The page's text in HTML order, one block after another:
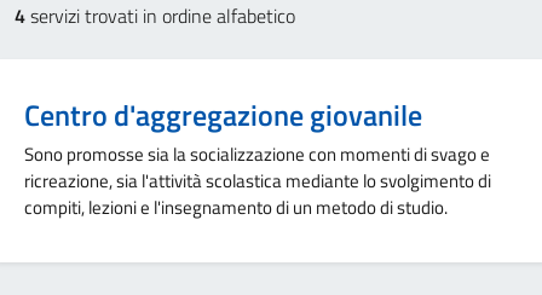
4servizi trovati in ordine alfabetico
Centro d'aggregazione giovanile
Sono promosse sia la socializzazione con momenti di svago e
ricreazione, sia l'attività scolastica mediante lo svolgimento di
compiti, lezioni e l'insegnamento di un metodo di studio.